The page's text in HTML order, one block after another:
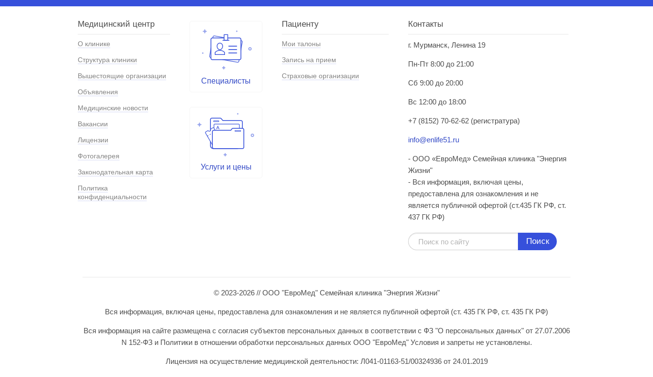
Медицинский центр
О клинике
Структура клиники
Вышестоящие организации
Объявления
Медицинские новости
Вакансии
Лицензии
Фотогалерея
Законодательная карта
Политика
конфиденциальности
Специалисты
Услуги и цены
Пациенту
Мои талоны
Запись на прием
Страховые организации
Контакты
г. Мурманск, Ленина 19
Пн-Пт 8:00 до 21:00
Сб 9:00 до 20:00
Вс 12:00 до 18:00
+7 (8152) 70-62-62 (регистратура)
info@enlife51.ru
- ООО «ЕвроМед» Семейная клиника "Энергия
Жизни"
- Вся информация, включая цены,
предоставлена для ознакомления и не
является публичной офертой (ст.435 ГК РФ, cт.
437 ГК РФ)
Поиск
© 2023-2026 // ООО "ЕвроМед" Семейная клиника "Энергия Жизни"
Вся информация, включая цены, предоставлена для ознакомления и не является публичной офертой (ст. 435 ГК РФ, ст. 435 ГК РФ)
Вся информация на сайте размещена с согласия субъектов персональных данных в соответствии с ФЗ "О персональных данных" от 27.07.2006
N 152-ФЗ и Политики в отношении обработки персональных данных ООО "ЕвроМед" Условия и запреты не установлены.
Лицензия на осуществление медицинской деятельности: Л041-01163-51/00324936 от 24.01.2019